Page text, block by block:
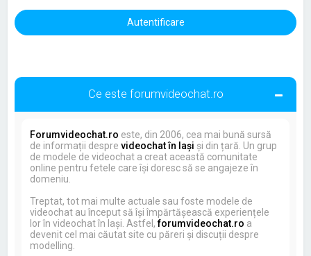
Ce este forumvideochat.ro
Forumvideochat.ro este, din 2006, cea mai bună sursă
de informații desprevideochat în Iași și din țară. Un grup
de modele de videochat a creat această comunitate
online pentru fetele care își doresc să se angajeze în
domeniu.
Treptat, tot mai multe actuale sau foste modele de
videochat au început să își împărtășească experiențele
lor în videochat în Iași. Astfel,forumvideochat.ro a
devenit cel mai căutat site cu păreri și discuții despre
modelling.